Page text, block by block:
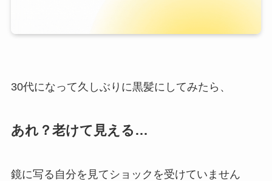
30代になって久しぶりに黒髪にしてみたら、
あれ？老けて見える…
鏡に写る自分を見てショックを受けていません